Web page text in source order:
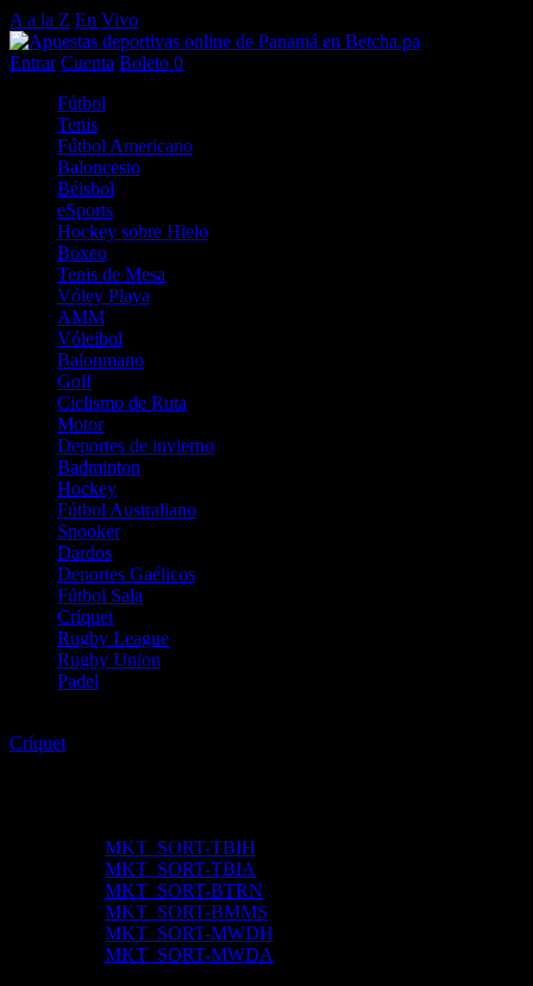
A a la Z En Vivo
Entrar Cuenta Boleto 0
Fútbol
Tenis
Fútbol Americano
Baloncesto
Béisbol
eSports
Hockey sobre Hielo
Boxeo
Tenis de Mesa
Vóley Playa
AMM
Vóleibol
Balonmano
Golf
Ciclismo de Ruta
Motor
Deportes de invierno
Badminton
Hockey
Fútbol Australiano
Snooker
Dardos
Deportes Gaélicos
Fútbol Sala
Críquet
Rugby League
Rugby Union
Padel
Críquet
MKT_SORT-TBIH
MKT_SORT-TBIA
MKT_SORT-BTRN
MKT_SORT-BMMS
MKT_SORT-MWDH
MKT_SORT-MWDA